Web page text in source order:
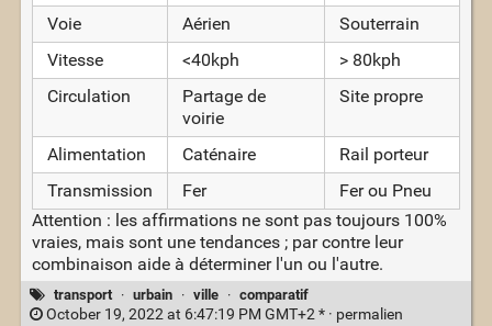
Voie
Aérien
Souterrain
Vitesse
<40kph
> 80kph
Circulation
Partage de
voirie
Site propre
Alimentation Caténaire
Rail porteur
Transmission
Fer
Fer ou Pneu
Attention : les affirmations ne sont pas toujours 100%
vraies, mais sont une tendances ; par contre leur
combinaison aide à déterminer l'un ou l'autre.
transport · urbain · ville · comparatif
October 19, 2022 at 6:47:19 PM GMT+2 * · permalien